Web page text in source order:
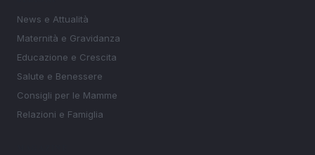
News e Attualità
Maternità e Gravidanza
Educazione e Crescita
Salute e Benessere
Consigli per le Mamme
Relazioni e Famiglia